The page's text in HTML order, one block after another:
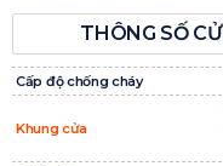
THÔNG SỐ
Cấp độ chống cháy
Khung cửa